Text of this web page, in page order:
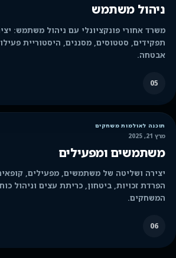
ניהול משתמש
משרד אחורי פונקציונלי עם ניהול משתמש:
תפקידים, סטטוסים, מסננים, היסטוריית
אבטחה.
05
תוכנה לאולמות משחקים
מרץ 21, 2025
משתמשים ומפעילים
יצירה ושליטה של משתמשים, מפעילים,
הפרדת זכויות, ביטחון, כריתת עצים וניהול
המשחקים.
06